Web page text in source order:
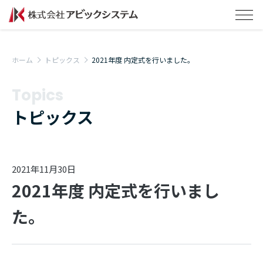
ホーム トピックス 2021年度 内定式を行いました。
Topics
トピックス
2021年11月30日
2021年度 内定式を行いまし
た。